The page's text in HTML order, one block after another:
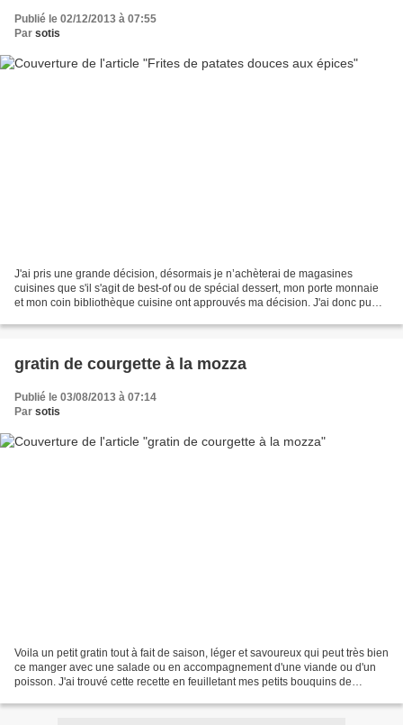
Publié le 02/12/2013 à 07:55
Par sotis
J'ai pris une grande décision, désormais je n’achèterai de magasines
cuisines que s'il s'agit de best-of ou de spécial dessert, mon porte monnaie
et mon coin bibliothèque cuisine ont approuvés ma décision. J'ai donc pu
gratin de courgette à la mozza
Publié le 03/08/2013 à 07:14
Par sotis
Voila un petit gratin tout à fait de saison, léger et savoureux qui peut très bien
ce manger avec une salade ou en accompagnement d'une viande ou d'un
poisson. J'ai trouvé cette recette en feuilletant mes petits bouquins de